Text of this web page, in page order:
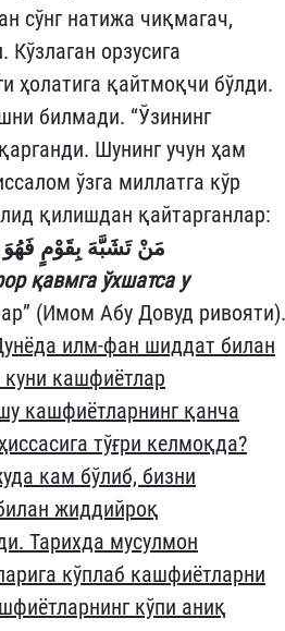
сўнг натижа чиқмагач,
орзусига
ҳолатига қайтмоқчи бўлди.
билмади. “Ўзининг
Шунинг учун ҳам
ўзга миллатга кўр
қилишдан
«مَنْ تَشَبَّهَ بِقَوْمٍ
қавмга ўхшатса у
(Имом Абу Довуд ривояти).
илм-фан шиддат билан
кашфиётлар
кашфиётларнинг қанча
тўғри келмоқда?
кам бўлиб, бизни
жиддийроқ
Тарихда мусулмон
кўплаб кашфиётларни
кўпи аниқ